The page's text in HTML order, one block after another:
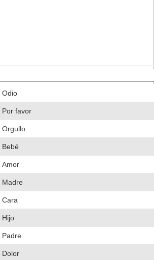
Odio
Por favor
Orgullo
Bebé
Amor
Madre
Cara
Hijo
Padre
Dolor